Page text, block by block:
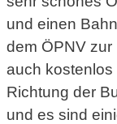
und einen
dem ÖPNV
auch
Richtung der
und es sind